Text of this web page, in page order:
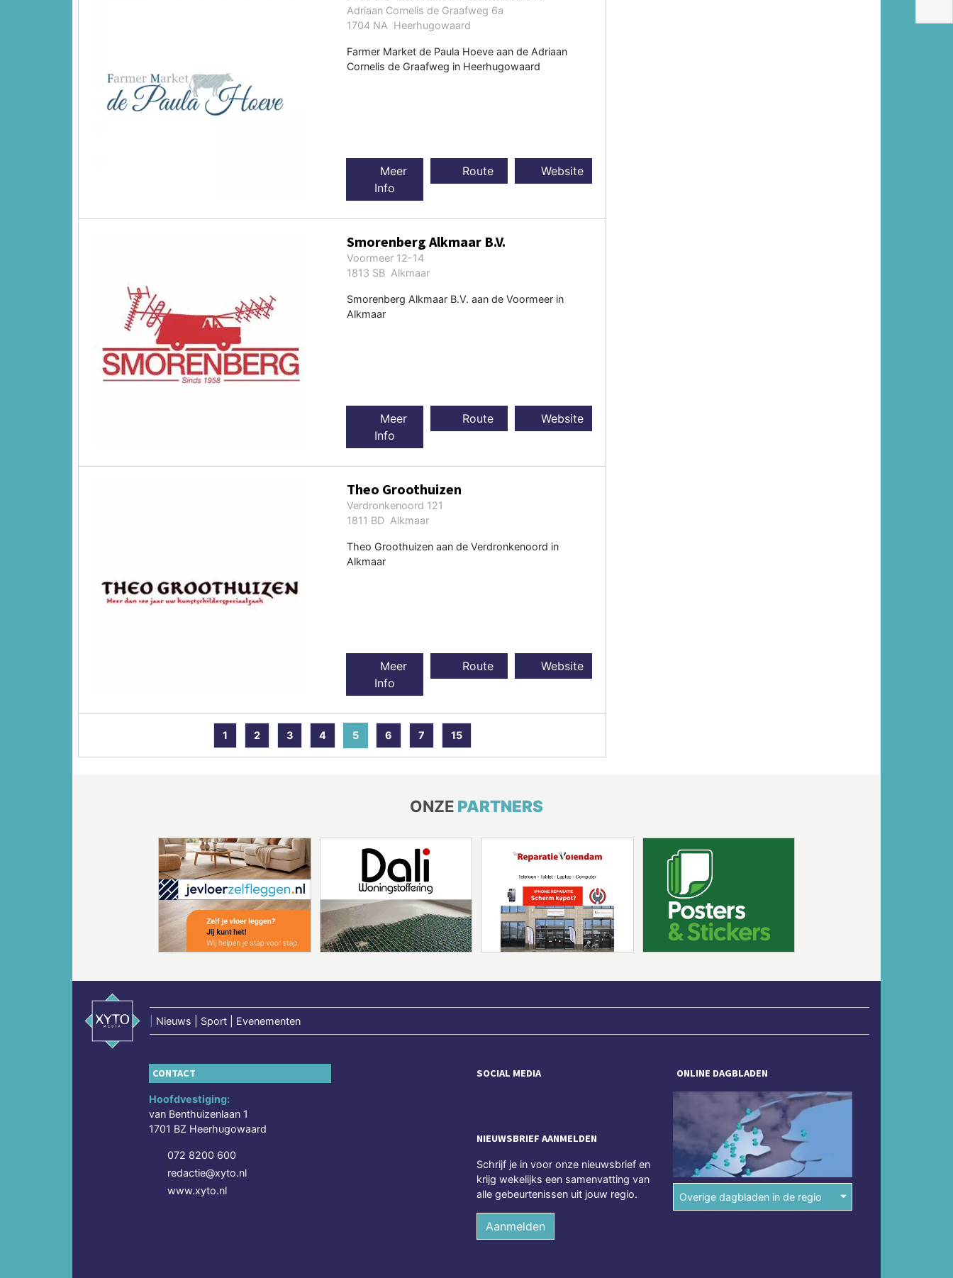
Adriaan Cornelis de Graafweg 6a
1704 NA Heerhugowaard
Farmer Market de Paula Hoeve aan de Adriaan
Cornelis de Graafweg in Heerhugowaard
Meer
Info
Route Website
Smorenberg Alkmaar B.V.
Voormeer 12-14
1813 SB Alkmaar
Smorenberg Alkmaar B.V. aan de Voormeer in
Alkmaar
Meer
Info
Route Website
Theo Groothuizen
Verdronkenoord 121
1811 BD Alkmaar
Theo Groothuizen aan de Verdronkenoord in
Alkmaar
Meer
Info
Route Website
1 2 3 4 5 6 7 15
ONZE PARTNERS
Nieuws | Sport | Evenementen
CONTACT
Hoofdvestiging:
van Benthuizenlaan 1
1701 BZ Heerhugowaard
072 8200 600
redactie@xyto.nl
www.xyto.nl
SOCIAL MEDIA
NIEUWSBRIEF AANMELDEN
Schrijf je in voor onze nieuwsbrief en
krijg wekelijks een samenvatting van
alle gebeurtenissen uit jouw regio.
Aanmelden
ONLINE DAGBLADEN
Overige dagbladen in de regio